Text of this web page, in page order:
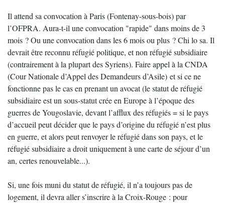
Il attend sa convocation à Paris (Fontenay-sous-bois) par
l’OFPRA. Aura-t-il une convocation "rapide" dans moins de 3
mois ? Ou une convocation dans les 6 mois ou plus ? Chi lo sa. Il
devrait être reconnu réfugié politique, et non réfugié subsidiaire
(contrairement à la plupart des Syriens). Faire appel à la CNDA
(Cour Nationale d’Appel des Demandeurs d’Asile) et si ce ne
fonctionne pas le cas en prenant un avocat (le statut de réfugié
subsidiaire est un sous-statut crée en Europe à l’époque des
guerres de Yougoslavie, devant l’afflux des réfugiés = si le pays
d’accueil peut décider que le pays d’origine du réfugié n’est plus
en guerre, et alors peut renvoyer le réfugié dans son pays, et le
réfugié subsidiaire a droit uniquement à une carte de séjour d’un
an, certes renouvelable...).
Si, une fois muni du statut de réfugié, il n’a toujours pas de
logement, il devra aller s’inscrire à la Croix-Rouge : pour